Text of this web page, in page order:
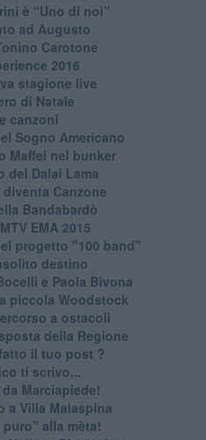
è “Uno di noi”
ad Augusto
Carotone
2016
stagione live
di Natale
canzoni
Sogno Americano
Maffei nel bunker
del Dalai Lama
Canzone
Bandabardò
EMA 2015
progetto "100 band"
destino
e Paola Bivona
piccola Woodstock
a ostacoli
della Regione
il tuo post ?
ti scrivo...
Marciapiede!
a Villa Malaspina
alla mèta!